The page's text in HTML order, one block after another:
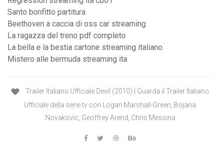
Santo bonfitto partitura
Beethoven a caccia di oss car streaming
La ragazza del treno pdf completo
La bella e la bestia cartone streaming italiano
Mistero alle bermuda streaming ita
Trailer Italiano Ufficiale Devil (2010) | Guarda il Trailer Italiano
Ufficiale della serie tv con Logan Marshall-Green, Bojana
Novakovic, Geoffrey Arend, Chris Messina